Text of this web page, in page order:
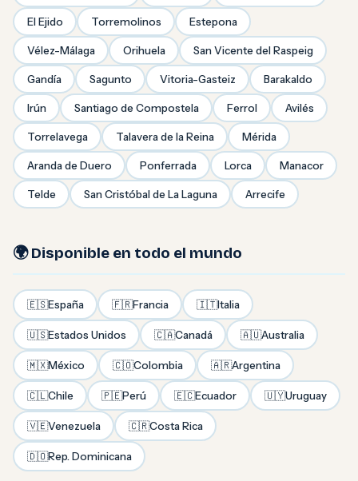
El Ejido Torremolinos Estepona
Vélez-Málaga Orihuela San Vicente del Raspeig
Gandía Sagunto Vitoria-Gasteiz Barakaldo
Irún Santiago de Compostela Ferrol Avilés
Torrelavega Talavera de la Reina Mérida
Aranda de Duero Ponferrada Lorca Manacor
Telde San Cristóbal de La Laguna Arrecife
🌍 Disponible en todo el mundo
🇪🇸España 🇫🇷Francia 🇮🇹Italia
🇺🇸Estados Unidos 🇨🇦Canadá 🇦🇺Australia
🇲🇽México 🇨🇴Colombia 🇦🇷Argentina
🇨🇱Chile 🇵🇪Perú 🇪🇨Ecuador 🇺🇾Uruguay
🇻🇪Venezuela 🇨🇷Costa Rica
🇩🇴Rep. Dominicana